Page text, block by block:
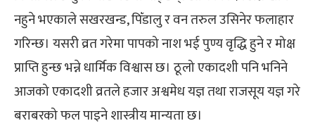
नहुने भएकाले सखरखन्ड, पिँडालु र वन तरुल उसिनेर फलाहार
गरिन्छ। यसरी व्रत गरेमा पापको नाश भई पुण्य वृद्धि हुने र मोक्ष
प्राप्ति हुन्छ भन्ने धार्मिक विश्वास छ। ठूलो एकादशी पनि भनिने
आजको एकादशी व्रतले हजार अश्वमेध यज्ञ तथा राजसूय यज्ञ गरे
बराबरको फल पाइने शास्त्रीय मान्यता छ।